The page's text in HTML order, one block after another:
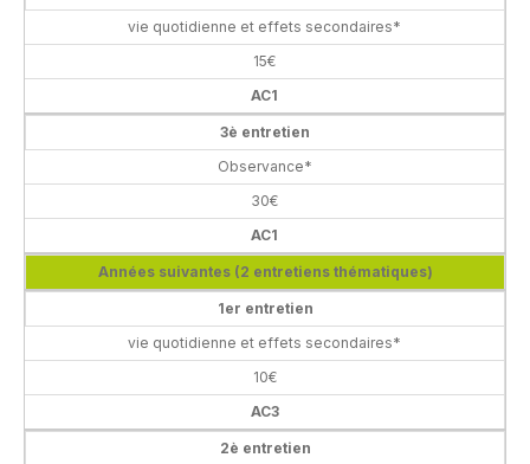
vie quotidienne et effets secondaires*
15€
AC1
3è entretien
Observance*
30€
AC1
Années suivantes (2 entretiens thématiques)
1er entretien
vie quotidienne et effets secondaires*
10€
AC3
2è entretien